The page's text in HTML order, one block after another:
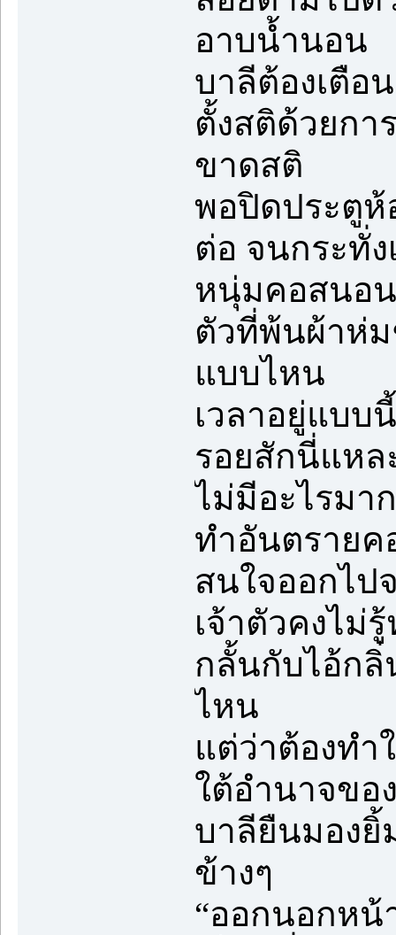
อาบน้ำนอน
บาลีต้องเตือ
ตั้งสติด้วยกา
ขาดสติ
พอปิดประตูห้
ต่อ จนกระทั่
หนุ่มคอสนอน
ตัวที่พ้นผ้าห่
แบบไหน
เวลาอยู่แบบ
รอยสักนี่แหล
ไม่มีอะไรมา
ทำอันตรายค
สนใจออกไ
เจ้าตัวคงไม่
กลั้นกับไอ้ก
ไหน
แต่ว่าต้องทำ
ใต้อำนาจขอ
บาลียืนมอง
ข้างๆ
“ออกนอกหน้